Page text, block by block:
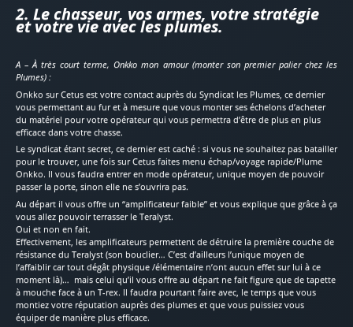
2. Le chasseur, vos armes, votre stratégie
et votre vie avec les plumes.
A – À très court terme, Onkko mon amour (monter son premier palier chez les
Plumes) :
Onkko sur Cetus est votre contact auprès du Syndicat les Plumes, ce dernier
vous permettant au fur et à mesure que vous monter ses échelons d’acheter
du matériel pour votre opérateur qui vous permettra d’être de plus en plus
efficace dans votre chasse.
Le syndicat étant secret, ce dernier est caché : si vous ne souhaitez pas batailler
pour le trouver, une fois sur Cetus faites menu échap/voyage rapide/Plume
Onkko. Il vous faudra entrer en mode opérateur, unique moyen de pouvoir
passer la porte, sinon elle ne s’ouvrira pas.
Au départ il vous offre un “amplificateur faible” et vous explique que grâce à ça
vous allez pouvoir terrasser le Teralyst.
Oui et non en fait.
Effectivement, les amplificateurs permettent de détruire la première couche de
résistance du Teralyst (son bouclier… C’est d’ailleurs l’unique moyen de
l’affaiblir car tout dégât physique /élémentaire n’ont aucun effet sur lui à ce
moment là)… mais celui qu’il vous offre au départ ne fait figure que de tapette
à mouche face à un T-rex. Il faudra pourtant faire avec, le temps que vous
montiez votre réputation auprès des plumes et que vous puissiez vous
équiper de manière plus efficace.